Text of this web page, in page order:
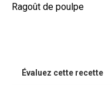
Ragoût de poulpe
Évaluez cette recette